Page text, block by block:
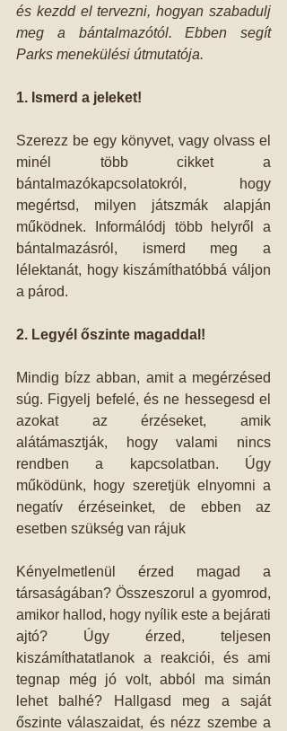
és kezdd el tervezni, hogyan szabadulj
meg a bántalmazótól. Ebben segít
Parks menekülési útmutatója.
1. Ismerd a jeleket!
Szerezz be egy könyvet, vagy olvass el
minél több cikket a
bántalmazókapcsolatokról, hogy
megértsd, milyen játszmák alapján
működnek. Informálódj több helyről a
bántalmazásról, ismerd meg a
lélektanát, hogy kiszámíthatóbbá váljon
a párod.
2. Legyél őszinte magaddal!
Mindig bízz abban, amit a megérzésed
súg. Figyelj befelé, és ne hessegesd el
azokat az érzéseket, amik
alátámasztják, hogy valami nincs
rendben a kapcsolatban. Úgy
működünk, hogy szeretjük elnyomni a
negatív érzéseinket, de ebben az
esetben szükség van rájuk
Kényelmetlenül érzed magad a
társaságában? Összeszorul a gyomrod,
amikor hallod, hogy nyílik este a bejárati
ajtó? Úgy érzed, teljesen
kiszámíthatatlanok a reakciói, és ami
tegnap még jó volt, abból ma simán
lehet balhé? Hallgasd meg a saját
őszinte válaszaidat, és nézz szembe a